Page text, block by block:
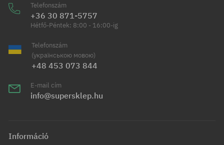
Telefonszám
+36 30 871-5757
Hétfő-Péntek: 8:00 - 16:00-ig
Telefonszám
(українською мовою)
+48 453 073 844
E-mail cím
info@supersklep.hu
Információ